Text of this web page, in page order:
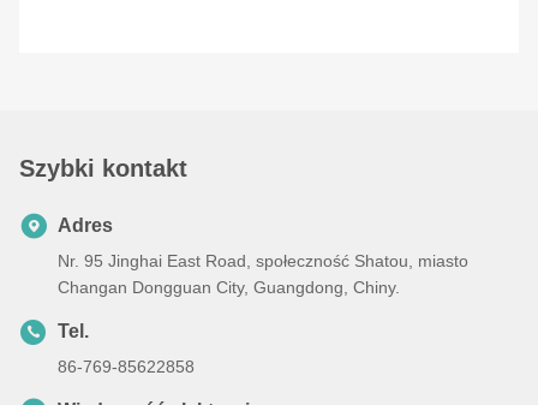
Szybki kontakt
Adres
Nr. 95 Jinghai East Road, społeczność Shatou, miasto
Changan Dongguan City, Guangdong, Chiny.
Tel.
86-769-85622858